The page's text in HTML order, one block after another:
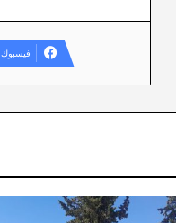
فيسبوك